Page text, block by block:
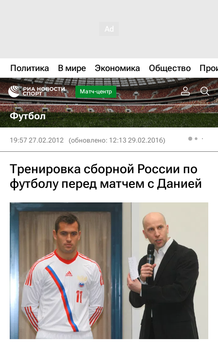
Политика В мире Экономика Общество
Матч-центр
Футбол
19:57 27.02.2012 (обновлено: 12:13 29.02.2016)
Тренировка сборной России по
футболу перед матчем с Данией